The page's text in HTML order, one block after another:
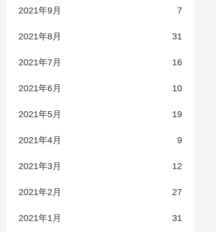
2021年9月 7
2021年8月 31
2021年7月 16
2021年6月 10
2021年5月 19
2021年4月 9
2021年3月 12
2021年2月 27
2021年1月 31